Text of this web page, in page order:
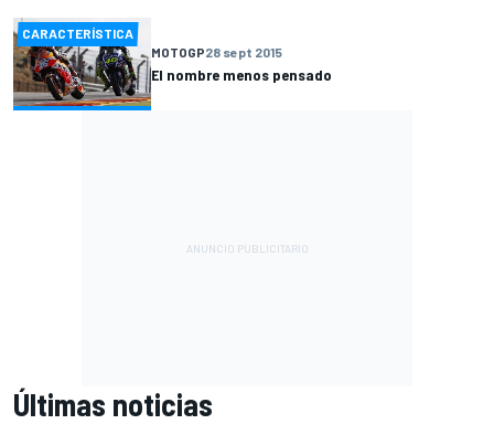
CARACTERÍSTICA
MOTOGP28 sept 2015
El nombre menos pensado
Últimas noticias